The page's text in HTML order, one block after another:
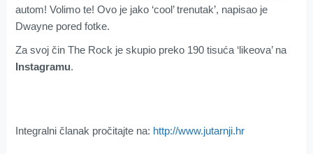
autom! Volimo te! Ovo je jako ‘cool’ trenutak’, napisao je
Dwayne pored fotke.
Za svoj čin The Rock je skupio preko 190 tisuća ‘likeova’ na
Instagramu.
Integralni članak pročitajte na: http://www.jutarnji.hr